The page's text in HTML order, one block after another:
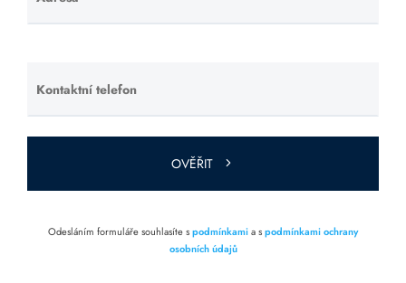
toto pole
Kontaktní telefon
Ponechte
toto pole
prázdné.
OVĚŘIT
Odesláním formuláře souhlasíte spodmínkamia spodmínkami ochrany
osobních údajů